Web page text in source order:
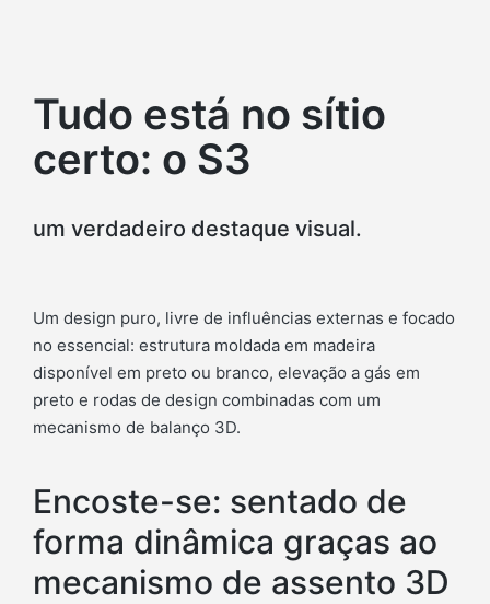
Tudo está no sítio
certo: o S3
um verdadeiro destaque visual.
Um design puro, livre de influências externas e focado
no essencial: estrutura moldada em madeira
disponível em preto ou branco, elevação a gás em
preto e rodas de design combinadas com um
mecanismo de balanço 3D.
Encoste-se: sentado de
forma dinâmica graças ao
mecanismo de assento 3D